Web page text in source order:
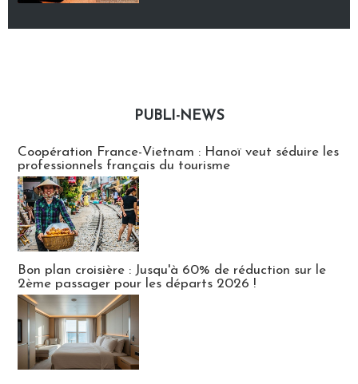
PUBLI-NEWS
Coopération France-Vietnam : Hanoï veut séduire les
professionnels français du tourisme
Bon plan croisière : Jusqu'à 60% de réduction sur le
2ème passager pour les départs 2026 !